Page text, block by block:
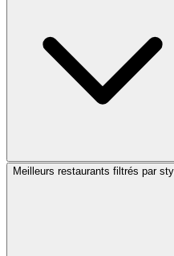
Meilleurs restaurants filtrés par